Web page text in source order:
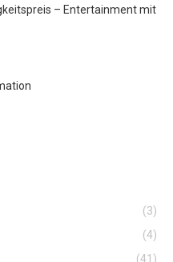
– Entertainment mit
(3)
(4)
(41)